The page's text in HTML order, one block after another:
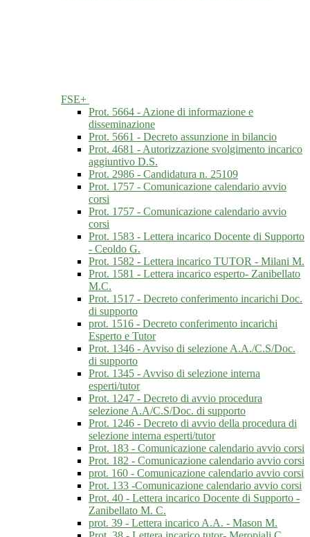
FSE+
Prot. 5664 - Azione di informazione e
disseminazione
Prot. 5661 - Decreto assunzione in bilancio
Prot. 4681 - Autorizzazione svolgimento incarico
aggiuntivo D.S.
Prot. 2986 - Candidatura n. 25109
Prot. 1757 - Comunicazione calendario avvio
corsi
Prot. 1757 - Comunicazione calendario avvio
corsi
Prot. 1583 - Lettera incarico Docente di Supporto
- Ceoldo G.
Prot. 1582 - Lettera incarico TUTOR - Milani M.
Prot. 1581 - Lettera incarico esperto- Zanibellato
M.C.
Prot. 1517 - Decreto conferimento incarichi Doc.
di supporto
prot. 1516 - Decreto conferimento incarichi
Esperto e Tutor
Prot. 1346 - Avviso di selezione A.A./C.S/Doc.
di supporto
Prot. 1345 - Avviso di selezione interna
esperti/tutor
Prot. 1247 - Decreto di avvio procedura
selezione A.A/C.S/Doc. di supporto
Prot. 1246 - Decreto di avvio della procedura di
selezione interna esperti/tutor
Prot. 183 - Comunicazione calendario avvio corsi
Prot. 182 - Comunicazione calendario avvio corsi
prot. 160 - Comunicazione calendario avvio corsi
Prot. 133 -Comunicazione calendario avvio corsi
Prot. 40 - Lettera incarico Docente di Supporto -
Zanibellato M. C.
prot. 39 - Lettera incarico A.A. - Mason M.